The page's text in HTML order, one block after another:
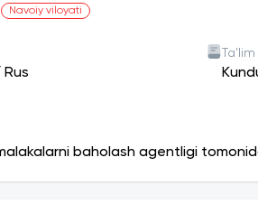
Navoiy viloyati
Rus
baholash agentligi